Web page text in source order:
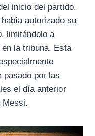
inicio del partido.
autorizado su
limitándolo a
la tribuna. Esta
pasado por las
el día anterior
Messi.